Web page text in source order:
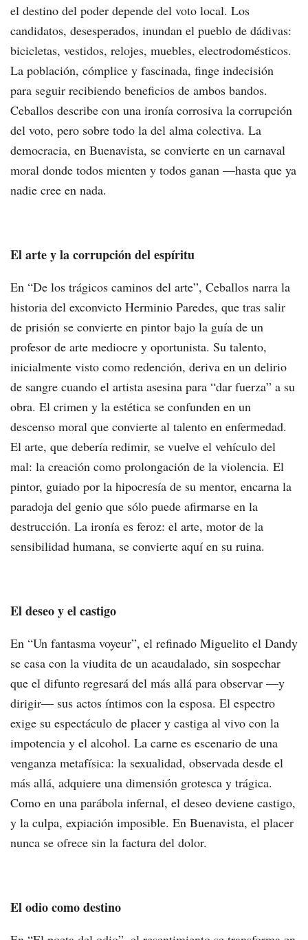
el destino del poder depende del voto local. Los
candidatos, desesperados, inundan el pueblo de dádivas:
bicicletas, vestidos, relojes, muebles, electrodomésticos.
La población, cómplice y fascinada, finge indecisión
para seguir recibiendo beneficios de ambos bandos.
Ceballos describe con una ironía corrosiva la corrupción
del voto, pero sobre todo la del alma colectiva. La
democracia, en Buenavista, se convierte en un carnaval
moral donde todos mienten y todos ganan —hasta que ya
nadie cree en nada.
El arte y la corrupción del espíritu
En “De los trágicos caminos del arte”, Ceballos narra la
historia del exconvicto Herminio Paredes, que tras salir
de prisión se convierte en pintor bajo la guía de un
profesor de arte mediocre y oportunista. Su talento,
inicialmente visto como redención, deriva en un delirio
de sangre cuando el artista asesina para “dar fuerza” a su
obra. El crimen y la estética se confunden en un
descenso moral que convierte al talento en enfermedad.
El arte, que debería redimir, se vuelve el vehículo del
mal: la creación como prolongación de la violencia. El
pintor, guiado por la hipocresía de su mentor, encarna la
paradoja del genio que sólo puede afirmarse en la
destrucción. La ironía es feroz: el arte, motor de la
sensibilidad humana, se convierte aquí en su ruina.
El deseo y el castigo
En “Un fantasma voyeur”, el refinado Miguelito el Dandy
se casa con la viudita de un acaudalado, sin sospechar
que el difunto regresará del más allá para observar —y
dirigir— sus actos íntimos con la esposa. El espectro
exige su espectáculo de placer y castiga al vivo con la
impotencia y el alcohol. La carne es escenario de una
venganza metafísica: la sexualidad, observada desde el
más allá, adquiere una dimensión grotesca y trágica.
Como en una parábola infernal, el deseo deviene castigo,
y la culpa, expiación imposible. En Buenavista, el placer
nunca se ofrece sin la factura del dolor.
El odio como destino